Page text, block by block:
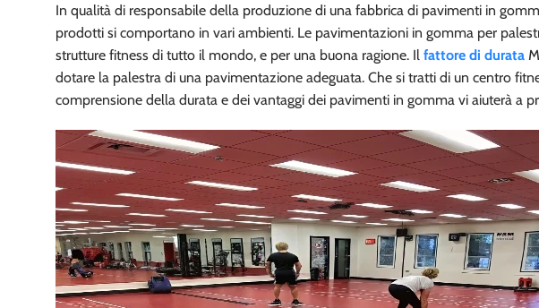
In qualità di responsabile della produzione di una fabbrica di pavimenti in
prodotti si comportano in vari ambienti. Le pavimentazioni in gomma per
strutture fitness di tutto il mondo, e per una buona ragione. Il fattore di durata
dotare la palestra di una pavimentazione adeguata. Che si tratti di un centro
comprensione della durata e dei vantaggi dei pavimenti in gomma vi aiuterà a